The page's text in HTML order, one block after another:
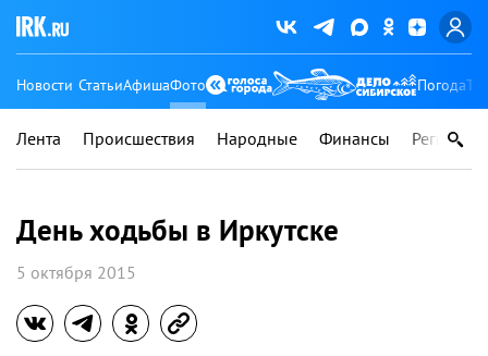
Новости СтатьиАфишаФото Погода
Лента Происшествия Народные Финансы Регионы
День ходьбы в Иркутске
5 октября 2015